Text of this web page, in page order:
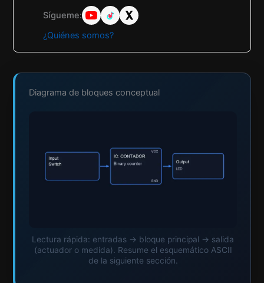
Sígueme:
¿Quiénes somos?
Diagrama de bloques conceptual
Lectura rápida: entradas → bloque principal → salida
(actuador o medida). Resume el esquemático ASCII
de la siguiente sección.